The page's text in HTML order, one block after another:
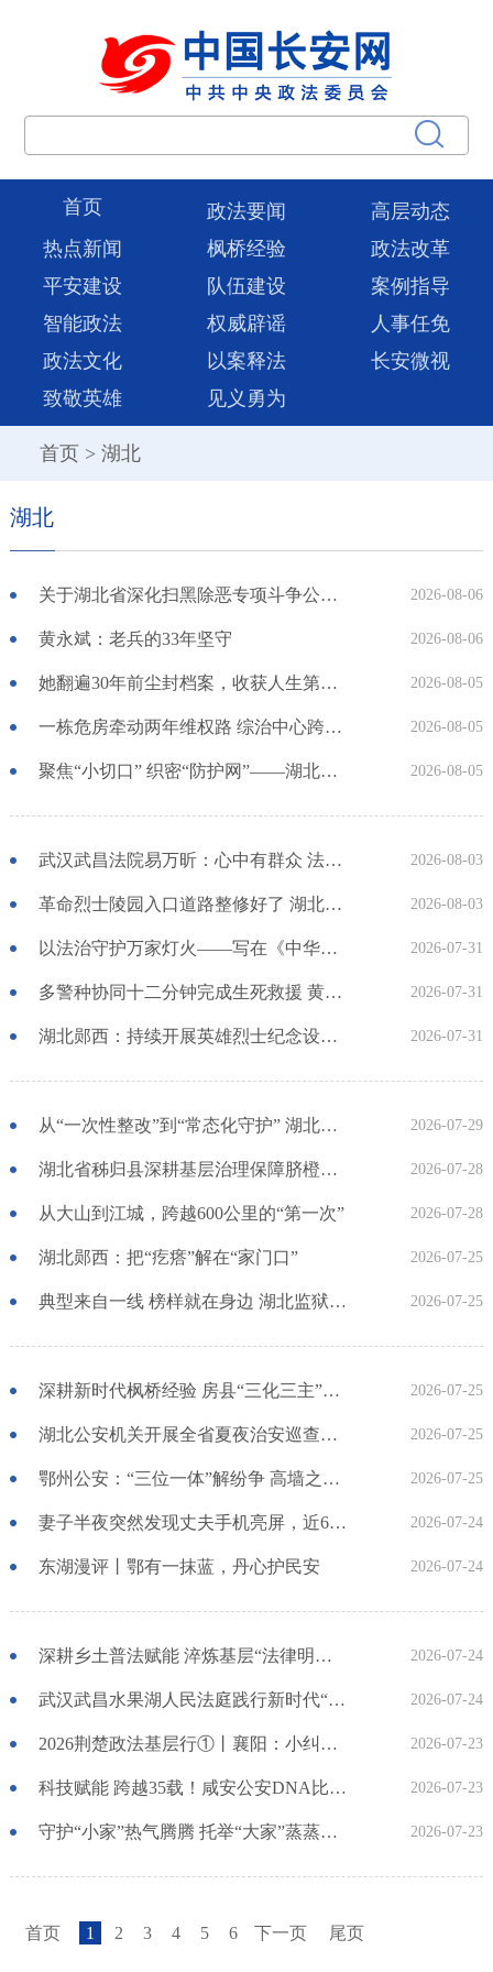
首页 政法要闻
高层动态
热点新闻
枫桥经验
政法改革
平安建设
队伍建设
案例指导
智能政法
权威辟谣
人事任免
政法文化
以案释法
长安微视
致敬英雄
见义勇为
首页 > 湖北
湖北
关于湖北省深化扫黑除恶专项斗争公开征集涉黑涉恶举报线索的公告 2026-08-06
黄永斌：老兵的33年坚守 2026-08-06
她翻遍30年前尘封档案，收获人生第一面锦旗 2026-08-05
一栋危房牵动两年维权路 综治中心跨省寻鉴解民忧 2026-08-05
聚焦“小切口” 织密“防护网”——湖北咸安公安开展精准清查行动净化夏夜治安环境 2026-08-05
武汉武昌法院易万昕：心中有群众 法中有温度 2026-08-03
革命烈士陵园入口道路整修好了 湖北郧西：持续开展英雄烈士纪念设施保护专项监督工作 2026-08-03
以法治守护万家灯火——写在《中华人民共和国反家庭暴力法》实施十周年 2026-07-31
多警种协同十二分钟完成生死救援 黄石公安以科技赋能提升新质战斗力 2026-07-31
湖北郧西：持续开展英雄烈士纪念设施保护专项监督工作 2026-07-31
从“一次性整改”到“常态化守护” 湖北十堰：“统筹部署+协同联动”聚焦民生需求履职有力度有温度 2026-07-29
湖北省秭归县深耕基层治理保障脐橙产业高质量发展 2026-07-28
从大山到江城，跨越600公里的“第一次” 2026-07-28
湖北郧西：把“疙瘩”解在“家门口” 2026-07-25
典型来自一线 榜样就在身边 湖北监狱系统健全多维度先进典型选树机制 2026-07-25
深耕新时代枫桥经验 房县“三化三主”模式赋能基层矛盾高效化解 2026-07-25
湖北公安机关开展全省夏夜治安巡查宣防第一次集中统一行动 2026-07-25
鄂州公安：“三位一体”解纷争 高墙之内有奇招 2026-07-25
妻子半夜突然发现丈夫手机亮屏，近6万元瞬间被盗…… 2026-07-24
东湖漫评丨鄂有一抹蓝，丹心护民安 2026-07-24
深耕乡土普法赋能 淬炼基层“法律明白人”队伍 2026-07-24
武汉武昌水果湖人民法庭践行新时代“枫桥经验” 寻求金融纠纷“最优解” 2026-07-24
2026荆楚政法基层行①丨襄阳：小纠纷就地解 大矛盾联动化 2026-07-23
科技赋能 跨越35载！咸安公安DNA比对助力失散母女同城团圆 2026-07-23
守护“小家”热气腾腾 托举“大家”蒸蒸日上 十堰持续深化平安稳定全生命周期综合治理 2026-07-23
首页 1 2 3 4 5 6 下一页 尾页